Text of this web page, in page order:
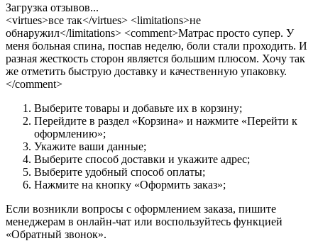
Загрузка отзывов...
<virtues>все так</virtues> <limitations>не
обнаружил</limitations> <comment>Матрас просто супер. У
меня больная спина, поспав неделю, боли стали проходить. И
разная жесткость сторон является большим плюсом. Хочу так
же отметить быструю доставку и качественную упаковку.
</comment>
Выберите товары и добавьте их в корзину;
Перейдите в раздел «Корзина» и нажмите «Перейти к
оформлению»;
Укажите ваши данные;
Выберите способ доставки и укажите адрес;
Выберите удобный способ оплаты;
Нажмите на кнопку «Оформить заказ»;
Если возникли вопросы с оформлением заказа, пишите
менеджерам в онлайн-чат или воспользуйтесь функцией
«Обратный звонок».